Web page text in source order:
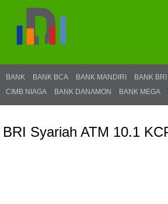
BANK BANK BCA BANK MANDIRI BANK BRI
CIMB NIAGA
BANK DANAMON BANK MEGA
BRI Syariah ATM 10.1